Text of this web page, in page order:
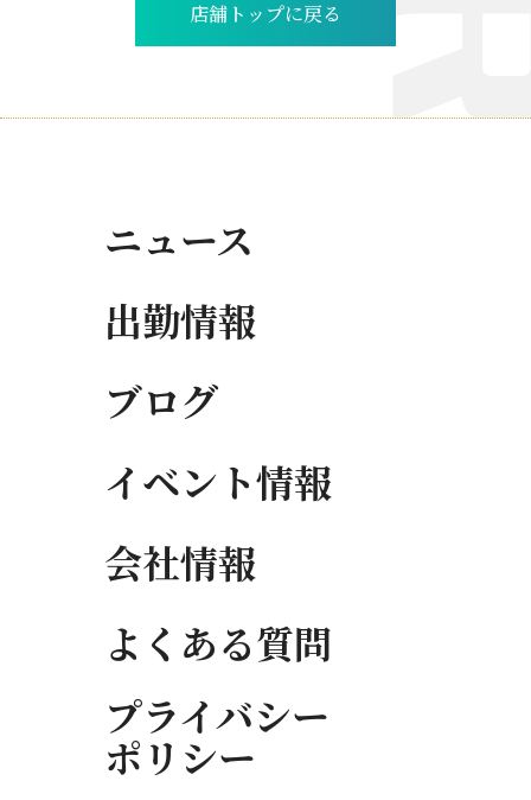
店舗トップに戻る
ニュース
出勤情報
ブログ
イベント情報
会社情報
よくある質問
プライバシー
ポリシー